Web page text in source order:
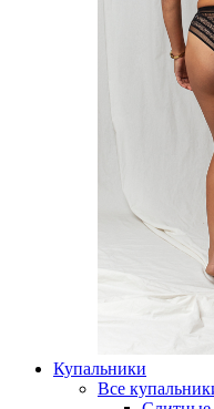
Купальники
Все